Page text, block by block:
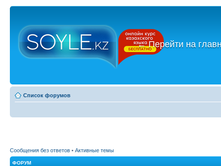
←Перейти на
Список форумов
Сообщения без ответов • Активные темы
ФОРУМ